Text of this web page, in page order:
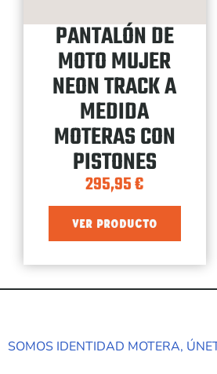
PANTALÓN DE
MOTO MUJER
NEON TRACK A
MEDIDA
MOTERAS CON
PISTONES
295,95€
VER PRODUCTO
SOMOS IDENTIDAD MOTERA,